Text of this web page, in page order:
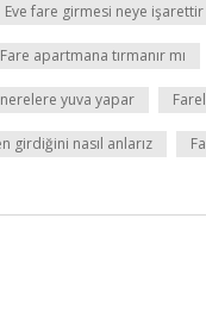
Eve fare girmesi neye işarettir
Fare apartmana tırmanır mı
yuva yapar
girdiğini nasıl anlarız